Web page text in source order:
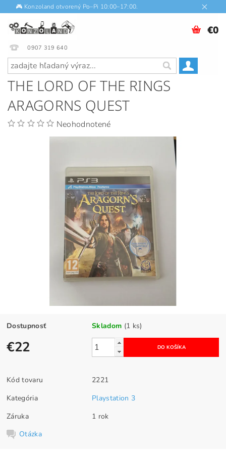
🎮 Konzoland otvorený Po–Pi 10:00–17:00.
0907 319 640
€0
THE LORD OF THE RINGS
ARAGORNS QUEST
Neohodnotené
Dostupnosť Skladom (1 ks)
€22
Kód tovaru
2221
Kategória
Playstation 3
Záruka
1 rok
Otázka